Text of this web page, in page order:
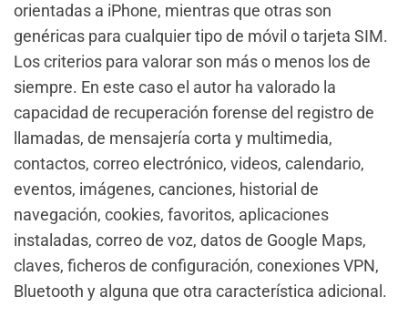
orientadas a iPhone, mientras que otras son
genéricas para cualquier tipo de móvil o tarjeta SIM.
Los criterios para valorar son más o menos los de
siempre. En este caso el autor ha valorado la
capacidad de recuperación forense del registro de
llamadas, de mensajería corta y multimedia,
contactos, correo electrónico, videos, calendario,
eventos, imágenes, canciones, historial de
navegación, cookies, favoritos, aplicaciones
instaladas, correo de voz, datos de Google Maps,
claves, ficheros de configuración, conexiones VPN,
Bluetooth y alguna que otra característica adicional.